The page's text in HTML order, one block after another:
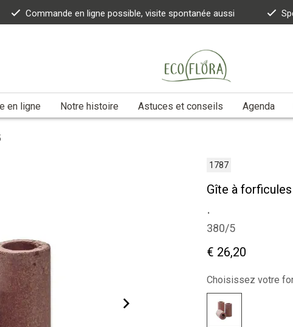
Commande en ligne possible, visite spontanée aussi
en ligne Notre histoire Astuces et conseils Agenda
1787
Gîte à
.
380/5
€ 26,20
Choisissez votre